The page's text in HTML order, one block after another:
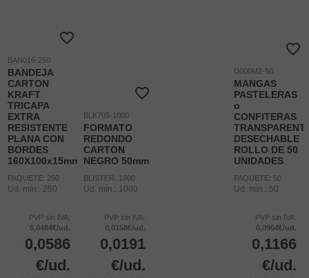
BAN016-250
BANDEJA
CARTON
KRAFT
TRICAPA
EXTRA
RESISTENTE
PLANA CON
BORDES
160X100x15mm
PAQUETE: 250
Ud. mín.: 250
PVP sin IVA:
0,0484€/ud.
0,0586
€/ud.
BLK705-1000
FORMATO
REDONDO
CARTON
NEGRO 50mm
BLISTER: 1000
Ud. mín.: 1000
PVP sin IVA:
0,0158€/ud.
0,0191
€/ud.
D000M2-50
MANGAS
PASTELERAS
o
CONFITERAS
DESECHABLE
ROLLO DE 50
UNIDADES
PAQUETE: 50
Ud. mín.: 50
PVP sin IVA:
0,0964€/ud.
0,1166
€/ud.